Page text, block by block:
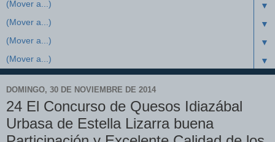
▼
▼
▼
▼
DOMINGO, 30 DE NOVIEMBRE DE 2014
24 El Concurso de Quesos Idiazábal
Urbasa de Estella Lizarra buena